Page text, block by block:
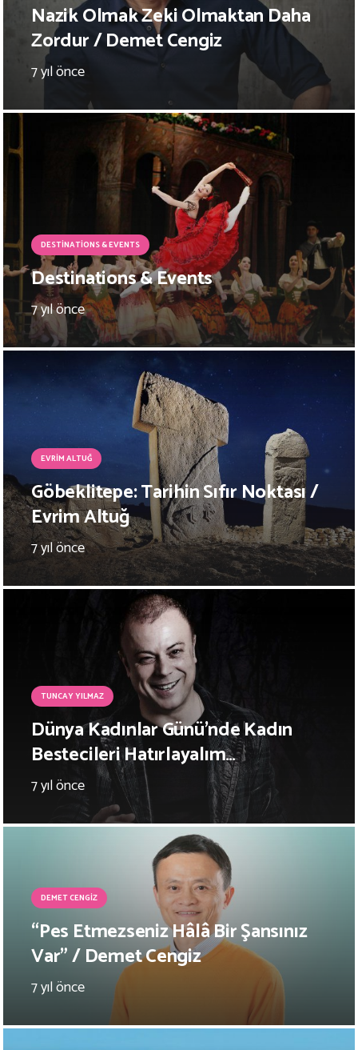
Nazik Olmak Zeki Olmaktan Daha
Zordur / Demet Cengiz
7 yıl önce
DESTINATIONS & EVENTS
Destinations & Events
7 yıl önce
EVRIM ALTUĞ
Göbeklitepe: Tarihin Sıfır Noktası /
Evrim Altuğ
7 yıl önce
TUNCAY YILMAZ
Dünya Kadınlar Günü’nde Kadın
Bestecileri Hatırlayalım…
7 yıl önce
DEMET CENGIZ
“Pes Etmezseniz Hâlâ Bir Şansınız
Var” / Demet Cengiz
7 yıl önce